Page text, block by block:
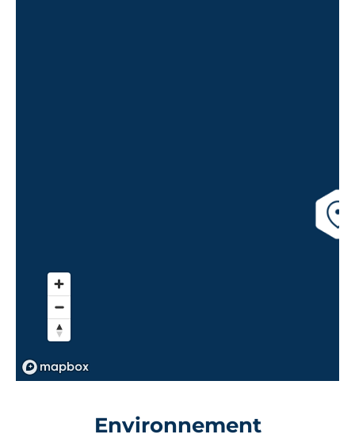
Environnement